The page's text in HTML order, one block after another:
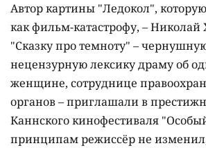
Автор картины "Ледокол",
как фильм-катастрофу, – Николай
"Сказку про темноту" –
нецензурную лексику драму об
женщине, сотруднице
органов – приглашали в
Каннского кинофестиваля
принципам режиссёр не